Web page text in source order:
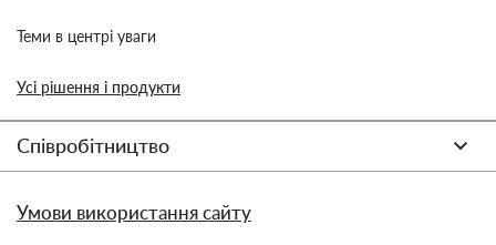
Теми в центрі уваги
Усі рішення і продукти
Співробітництво
Умови використання сайту